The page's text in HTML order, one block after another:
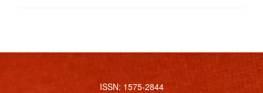
ISSN: 1575-2844